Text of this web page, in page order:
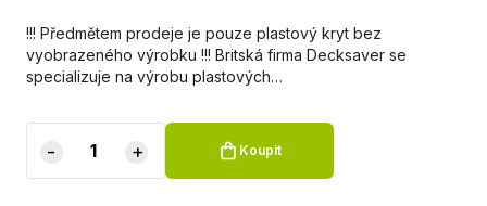
!!! Předmětem prodeje je pouze plastový kryt bez
vyobrazeného výrobku !!! Britská firma Decksaver se
specializuje na výrobu plastových…
- + Koupit